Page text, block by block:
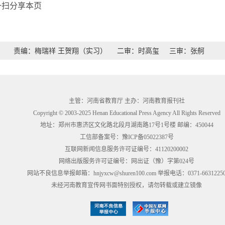
分享本页
责编：梅瑞祥 王贺翔（实习） 二审：时高玺 三审：张舸
主管：河南省教育厅 主办：河南教育报刊社
Copyright © 2003-2025 Henan Educational Press Agency All Rights Reserved
地址：郑州市惠济区文化路北段月湖南路17号1号楼 邮编：450044
工信部备案号： 豫ICP备05022387号
互联网新闻信息服务许可证编号：41120200002
网络出版服务许可证编号：网出证（豫）字第024号
网站不良信息举报邮箱：hnjyxcw@shuren100.com 举报电话：0371-
未经河南教育宣传网书面特别授权，请勿转载或建立镜像